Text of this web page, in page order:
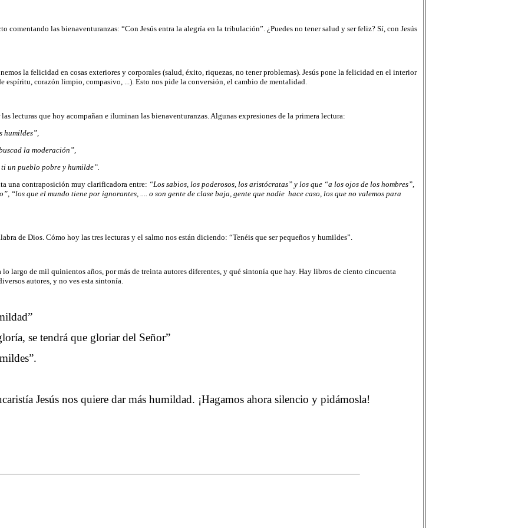
comentando las bienaventuranzas: “Con Jesús entra la alegría en la tribulación”. ¿Puedes no tener salud y ser feliz? Sí, con Jesús
la felicidad en cosas exteriores y corporales (salud, éxito, riquezas, no tener problemas). Jesús pone la felicidad en el interior
espíritu, corazón limpio, compasivo, ...). Esto nos pide la conversión, el cambio de mentalidad.
las lecturas que hoy acompañan e iluminan las bienaventuranzas. Algunas expresiones de la primera lectura:
humildes”,
la moderación”,
un pueblo pobre y humilde”.
una contraposición muy clarificadora entre: “Lossabios, los poderosos, los aristócratas” y los que “a los ojos de los hombres”,
“los que el mundo tiene por ignorantes, .... o son gente de clase baja, gente que nadie hace caso, los que no valemos para
de Dios. Cómo hoy las tres lecturas y el salmo nos están diciendo: “Tenéis que ser pequeños y humildes”.
lo largo de mil quinientos años, por más de treinta autores diferentes, y qué sintonía que hay. Hay libros de ciento cincuenta
autores, y no ves esta sintonía.
se tendrá que gloriar del Señor”
Jesús nos quiere dar más humildad. ¡Hagamos ahora silencio y pidámosla!